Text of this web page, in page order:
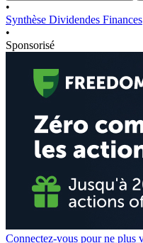
•
Synthèse Dividendes Finances
•
Sponsorisé
Connectez-vous pour ne plus